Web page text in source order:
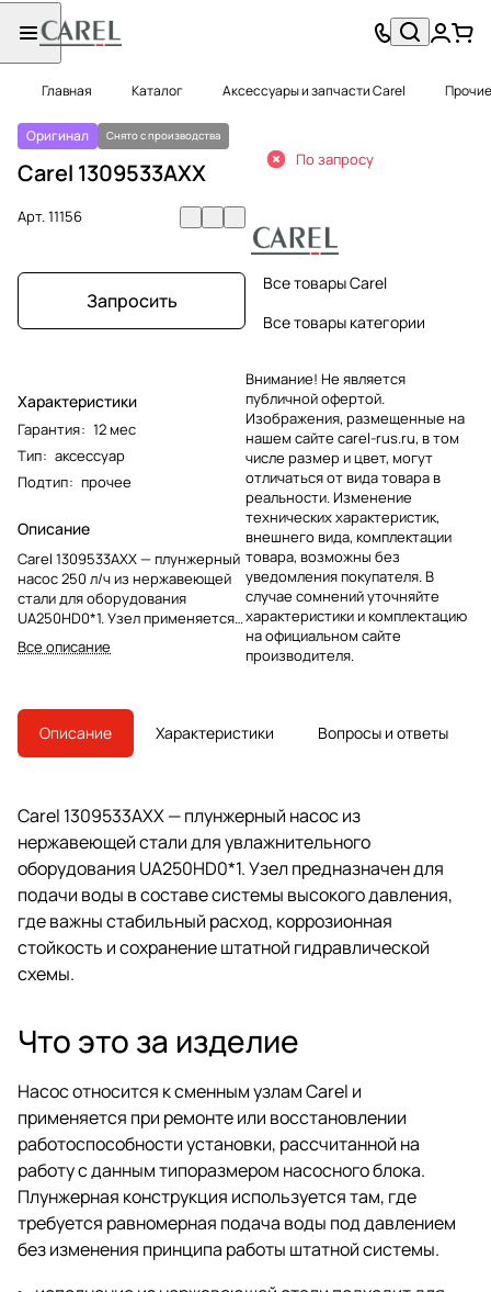
Главная Каталог Аксессуары и запчасти Carel
Оригинал Снято с производства
Carel 1309533AXX
Арт.11156
Запросить
Характеристики
Гарантия: 12 мес
Тип: аксессуар
Подтип: прочее
Описание
Carel 1309533AXX — плунжерный
насос 250 л/ч из нержавеющей
стали для оборудования
UA250HD0*1. Узел применяется в
водяном контуре систем
увлажнения Carel.
Все описание
По запросу
Все товары Carel
Все товары категории
Внимание! Не является
публичной офертой.
Изображения, размещенные на
нашем сайте carel-rus.ru, в том
числе размер и цвет, могут
отличаться от вида товара в
реальности. Изменение
технических характеристик,
внешнего вида, комплектации
товара, возможны без
уведомления покупателя. В
случае сомнений уточняйте
характеристики и комплектацию
на официальном сайте
производителя.
Описание Характеристики Вопросы и ответы
Carel 1309533AXX — плунжерный насос из
нержавеющей стали для увлажнительного
оборудования UA250HD0*1. Узел предназначен для
подачи воды в составе системы высокого давления,
где важны стабильный расход, коррозионная
стойкость и сохранение штатной гидравлической
схемы.
Что это за изделие
Насос относится к сменным узлам Carel и
применяется при ремонте или восстановлении
работоспособности установки, рассчитанной на
работу с данным типоразмером насосного блока.
Плунжерная конструкция используется там, где
требуется равномерная подача воды под давлением
без изменения принципа работы штатной системы.